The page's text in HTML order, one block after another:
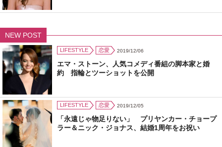
NEW POST
LIFESTYLE 恋愛 2019/12/06
エマ・ストーン、人気コメディ番組の脚本家と婚
約 指輪とツーショットを公開
LIFESTYLE 恋愛 2019/12/05
「永遠じゃ物足りない」 プリヤンカー・チョープ
ラー＆ニック・ジョナス、結婚1周年をお祝い